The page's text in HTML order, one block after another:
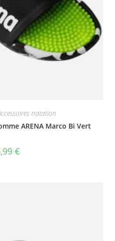
natation
ARENA Marco Bi Vert
€